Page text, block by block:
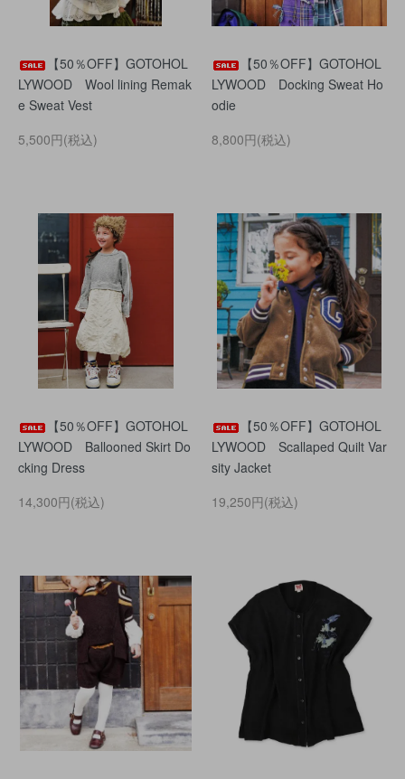
【50％OFF】GOTOHOL
LYWOOD Wool lining Remak
e Sweat Vest
5,500円(税込)
【50％OFF】GOTOHOL
LYWOOD Docking Sweat Ho
odie
8,800円(税込)
【50％OFF】GOTOHOL
LYWOOD Ballooned Skirt Do
cking Dress
14,300円(税込)
【50％OFF】GOTOHOL
LYWOOD Scallaped Quilt Var
sity Jacket
19,250円(税込)